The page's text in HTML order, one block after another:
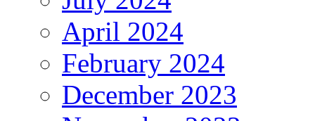
April 2024
February 2024
December 2023